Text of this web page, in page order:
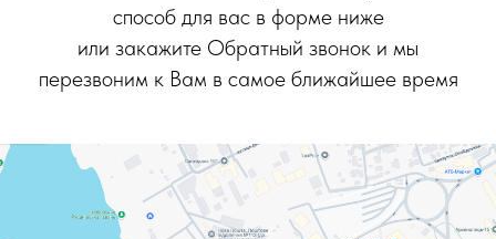
способ для вас в форме ниже
или закажите Обратный звонок и мы
перезвоним к Вам в самое ближайшее время